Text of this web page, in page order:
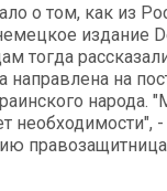
о том, как из
издание
тогда
направлена на
народа.
необходимости", -